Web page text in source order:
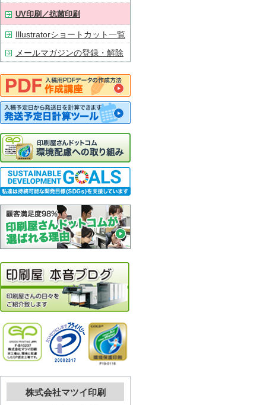
UV印刷／抗菌印刷
Illustratorショートカット一覧
メールマガジンの登録・解除
株式会社マツイ印刷